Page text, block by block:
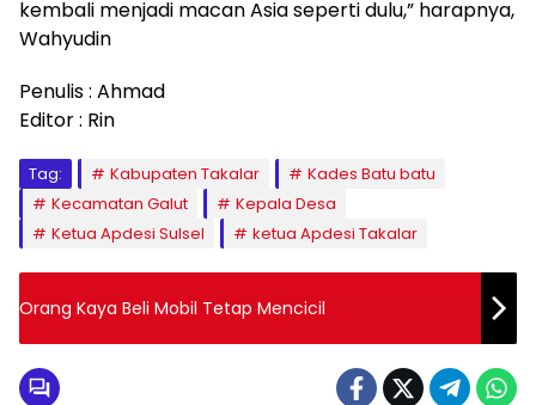
kembali menjadi macan Asia seperti dulu,” harapnya,
Wahyudin
Penulis : Ahmad
Editor : Rin
Tag: Kabupaten Takalar
Kades Batu batu
Kecamatan Galut
Kepala Desa
Ketua Apdesi Sulsel
ketua Apdesi Takalar
Orang Kaya Beli Mobil Tetap Mencicil